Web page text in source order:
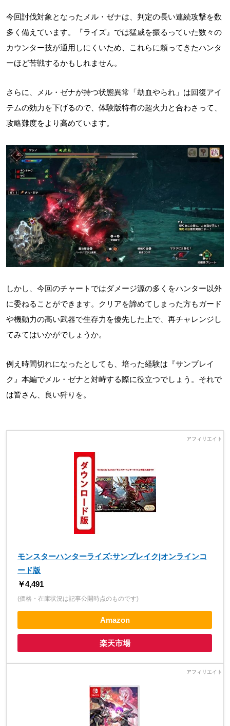
今回討伐対象となったメル・ゼナは、判定の長い連続攻撃を数
多く備えています。『ライズ』では猛威を振るっていた数々の
カウンター技が通用しにくいため、これらに頼ってきたハンタ
ーほど苦戦するかもしれません。
さらに、メル・ゼナが持つ状態異常「劫血やられ」は回復アイ
テムの効力を下げるので、体験版特有の超火力と合わさって、
攻略難度をより高めています。
しかし、今回のチャートではダメージ源の多くをハンター以外
に委ねることができます。クリアを諦めてしまった方もガード
や機動力の高い武器で生存力を優先した上で、再チャレンジし
てみてはいかがでしょうか。
例え時間切れになったとしても、培った経験は『サンブレイ
ク』本編でメル・ゼナと対峙する際に役立つでしょう。それで
は皆さん、良い狩りを。
モンスターハンターライズ:サンブレイク|オンラインコ
ード版
￥4,491
(価格・在庫状況は記事公開時点のものです)
Amazon
楽天市場